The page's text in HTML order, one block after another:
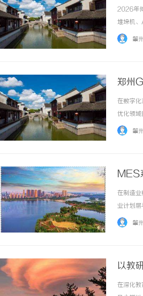
2026年
堆垛机
度。面
肇
郑州
在数字
优化领
入关键
肇
MES
在制造
业计划
流程的
肇
以教
在深化